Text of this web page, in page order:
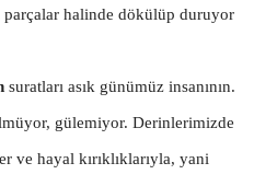
halinde dökülüp duruyor
suratları asık günümüz insanının.
gülemiyor. Derinlerimizde
ve hayal kırıklıklarıyla, yani